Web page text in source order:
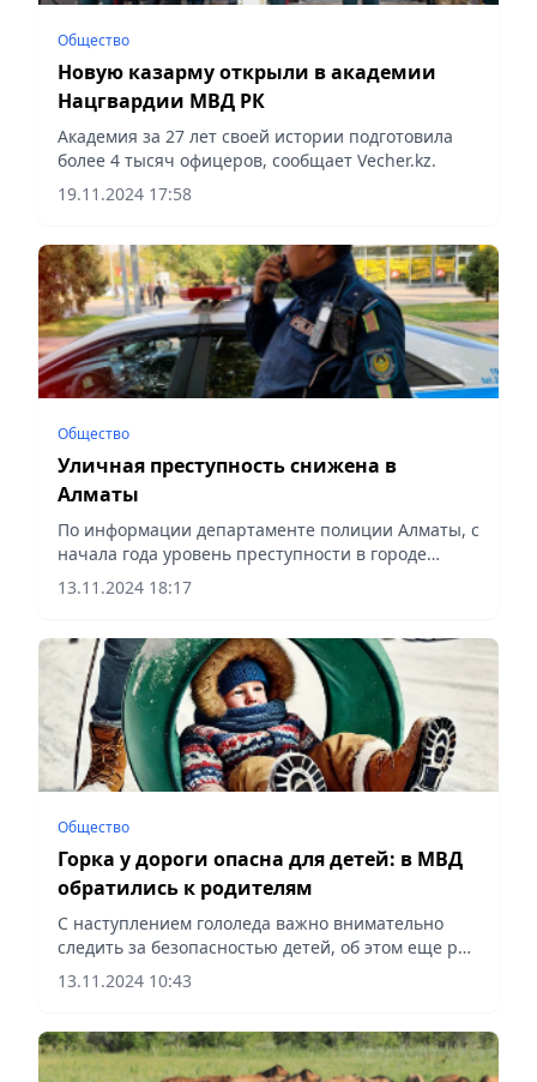
Общество
Новую казарму открыли в академии
Нацгвардии МВД РК
Академия за 27 лет своей истории подготовила
более 4 тысяч офицеров, сообщает Vecher.kz.
19.11.2024 17:58
Общество
Уличная преступность снижена в
Алматы
По информации департаменте полиции Алматы, с
начала года уровень преступности в городе
сократился на 10,2%, сообщает Vecher.kz.
13.11.2024 18:17
Общество
Горка у дороги опасна для детей: в МВД
обратились к родителям
С наступлением гололеда важно внимательно
следить за безопасностью детей, об этом еще раз
напомнили в МВД, сообщает Vecher.kz.
13.11.2024 10:43